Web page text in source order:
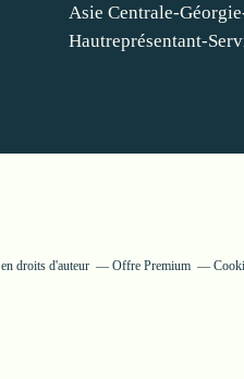
Asie Centrale-
Hautreprésentant-
droits d'auteur Offre Premium